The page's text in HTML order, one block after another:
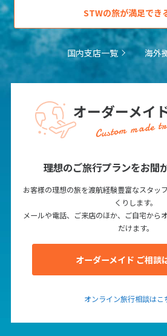
STWの旅が満足でき
国内支店一覧 海外
オーダーメイ
Custom made
理想のご旅行プランをお聞
お客様の理想の旅を渡航経験豊富なスタッ
くりします。
メールや電話、ご来店のほか、ご自宅から
だけます。
オーダーメイド ご相談
オンライン旅行相談はこ